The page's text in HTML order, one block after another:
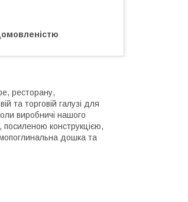
ресторану,
та торговій галузі для
виробничі нашого
конструкцією,
дошка та